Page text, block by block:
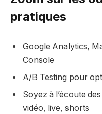
pratiques
Google Analytics,
Console
A/B Testing pour
Soyez à l’écoute
vidéo, live, shorts